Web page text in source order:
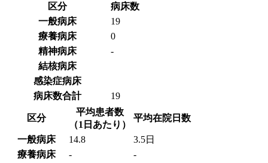
区分
病床数
一般病床
19
療養病床
0
精神病床
-
結核病床
感染症病床
病床数合計
19
区分
平均患者数
（1日あたり）
平均在院日数
一般病床 14.8
3.5日
療養病床
-
-